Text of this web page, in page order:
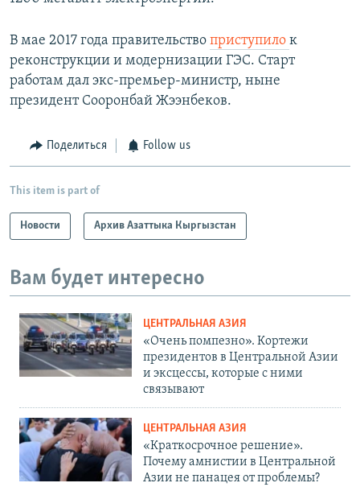
В мае 2017 года правительство приступило к
реконструкции и модернизации ГЭС. Старт
работам дал экс-премьер-министр, ныне
президент Сооронбай Жээнбеков.
Поделиться Follow us
This item is part of
Новости Архив Азаттыка Кыргызстан
Вам будет интересно
ЦЕНТРАЛЬНАЯ АЗИЯ
«Очень помпезно». Кортежи
президентов в Центральной Азии
и эксцессы, которые с ними
связывают
ЦЕНТРАЛЬНАЯ АЗИЯ
«Краткосрочное решение».
Почему амнистии в Центральной
Азии не панацея от проблемы?